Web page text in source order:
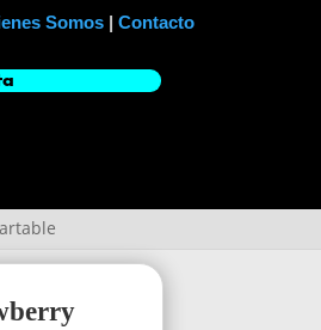
Somos |Contacto